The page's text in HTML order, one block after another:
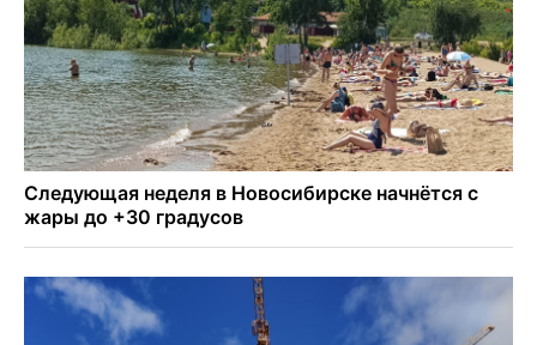
Под Новосибирском двое пострадали в ДТП с
перевернувшейся «ГАЗелью»